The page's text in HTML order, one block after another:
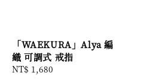
「WAEKURA」Alya 編
織 可調式 戒指
Regular
NT$ 1,680